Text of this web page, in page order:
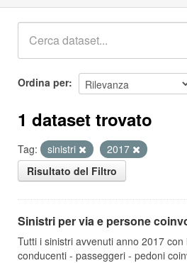
Ordina per
1 dataset trovato
Tag: sinistri
2017
Risultato del Filtro
Sinistri per via e persone
Tutti i sinistri avvenuti anno 2017 con
conducenti - passeggeri - pedoni